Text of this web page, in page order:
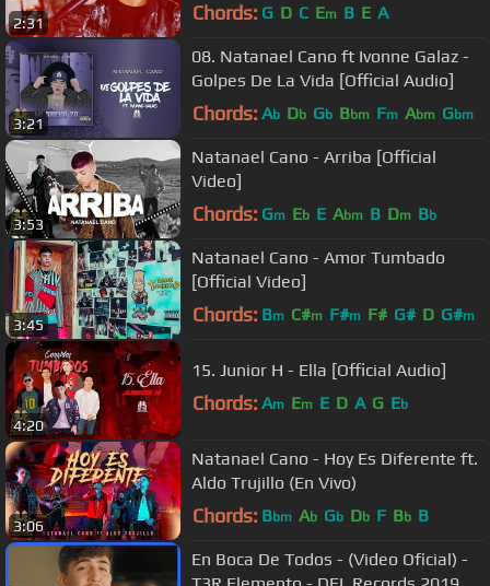
2:31 Chords: G D C Em B E A
3:21
08. Natanael Cano ft Ivonne Galaz -
Golpes De La Vida [Official Audio]
Chords: Ab Db Gb Bbm Fm Abm Gbm
3:53
Natanael Cano - Arriba [Official
Video]
Chords: Gm Eb E Abm B Dm Bb
3:45
Natanael Cano - Amor Tumbado
[Official Video]
Chords: Bm C#m F#m F# G# D G#m
4:20
15. Junior H - Ella [Official Audio]
Chords: Am Em E D A G Eb
3:06
Natanael Cano - Hoy Es Diferente ft.
Aldo Trujillo (En Vivo)
Chords: Bbm Ab Gb Db F Bb B
En Boca De Todos - (Video Oficial) -